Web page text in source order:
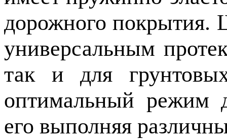
дорожного
универсальным
так и для
оптимальный режим
его выполняя